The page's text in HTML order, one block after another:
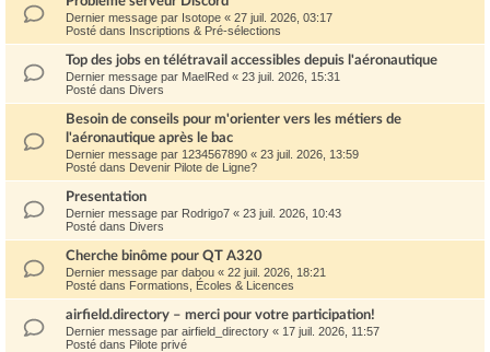
Dernier message par Isotope « 27 juil. 2026, 03:17
Posté dans Inscriptions & Pré-sélections
Top des jobs en télétravail accessibles depuis l'aéronautique
Dernier message par MaelRed « 23 juil. 2026, 15:31
Posté dans Divers
Besoin de conseils pour m'orienter vers les métiers de
l'aéronautique après le bac
Dernier message par 1234567890 « 23 juil. 2026, 13:59
Posté dans Devenir Pilote de Ligne?
Presentation
Dernier message par Rodrigo7 « 23 juil. 2026, 10:43
Posté dans Divers
Cherche binôme pour QT A320
Dernier message par dabou « 22 juil. 2026, 18:21
Posté dans Formations, Écoles & Licences
airfield.directory – merci pour votre participation!
Dernier message par airfield_directory « 17 juil. 2026, 11:57
Posté dans Pilote privé